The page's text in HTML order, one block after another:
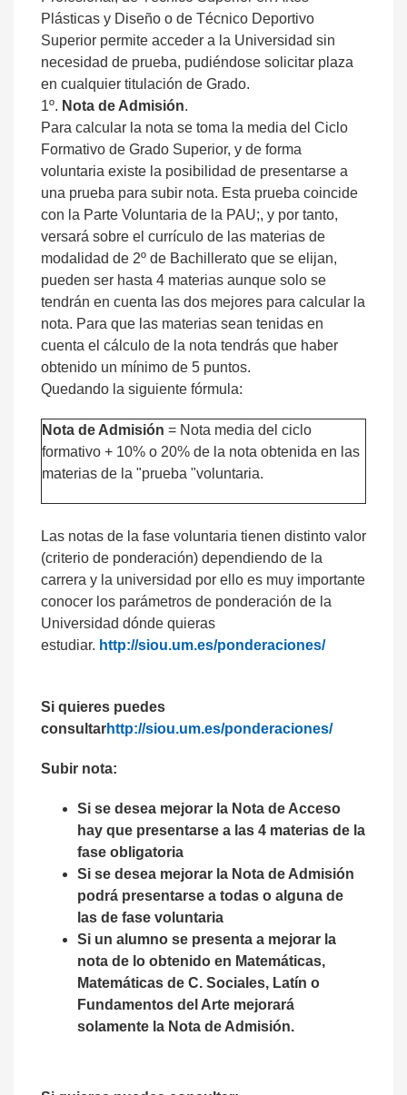
Plásticas y Diseño o de Técnico Deportivo
Superior permite acceder a la Universidad sin
necesidad de prueba, pudiéndose solicitar plaza
en cualquier titulación de Grado.
1º. Nota de Admisión.
Para calcular la nota se toma la media del Ciclo
Formativo de Grado Superior, y de forma
voluntaria existe la posibilidad de presentarse a
una prueba para subir nota. Esta prueba coincide
con la Parte Voluntaria de la PAU;, y por tanto,
versará sobre el currículo de las materias de
modalidad de 2º de Bachillerato que se elijan,
pueden ser hasta 4 materias aunque solo se
tendrán en cuenta las dos mejores para calcular la
nota. Para que las materias sean tenidas en
cuenta el cálculo de la nota tendrás que haber
obtenido un mínimo de 5 puntos.
Quedando la siguiente fórmula:
Nota de Admisión = Nota media del ciclo
formativo + 10% o 20% de la nota obtenida en las
materias de la "prueba "voluntaria.
Las notas de la fase voluntaria tienen distinto valor
(criterio de ponderación) dependiendo de la
carrera y la universidad por ello es muy importante
conocer los parámetros de ponderación de la
Universidad dónde quieras
estudiar. http://siou.um.es/ponderaciones/
Si quieres puedes
consultarhttp://siou.um.es/ponderaciones/
Subir nota:
Si se desea mejorar la Nota de Acceso
hay que presentarse a las 4 materias de la
fase obligatoria
Si se desea mejorar la Nota de Admisión
podrá presentarse a todas o alguna de
las de fase voluntaria
Si un alumno se presenta a mejorar la
nota de lo obtenido en Matemáticas,
Matemáticas de C. Sociales, Latín o
Fundamentos del Arte mejorará
solamente la Nota de Admisión.